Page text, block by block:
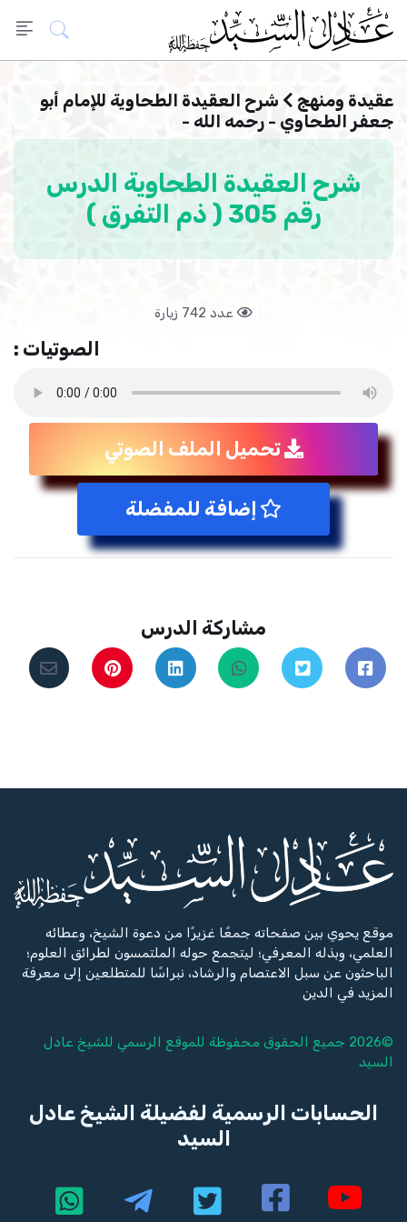
عقيدة ومنهج
شرح العقيدة الطحاوية للإمام أبو
جعفر الطحاوي - رحمه الله -
شرح العقيدة الطحاوية الدرس
رقم 305 ( ذم التفرق )
عدد 742 زيارة
الصوتيات :
تحميل الملف الصوتي
إضافة للمفضلة
مشاركة الدرس
موقع يحوي بين صفحاته جمعًا غزيرًا من دعوة الشيخ، وعطائه
العلمي، وبذله المعرفي؛ ليتجمع حوله الملتمسون لطرائق العلوم؛
الباحثون عن سبل الاعتصام والرشاد، نبراسًا للمتطلعين إلى معرفة
المزيد في الدين
©2026 جميع الحقوق محفوظة للموقع الرسمي للشيخ
عادل
السيد
الحسابات الرسمية لفضيلة الشيخ عادل
السيد